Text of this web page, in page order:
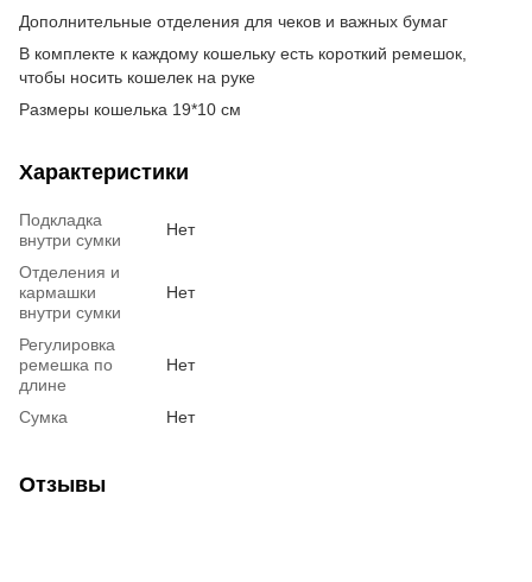
Дополнительные отделения для чеков и важных бумаг
В комплекте к каждому кошельку есть короткий ремешок,
чтобы носить кошелек на руке
Размеры кошелька 19*10 см
Характеристики
Подкладка
внутри сумки
Нет
Отделения и
кармашки
внутри сумки
Нет
Регулировка
ремешка по
длине
Нет
Сумка Нет
Отзывы